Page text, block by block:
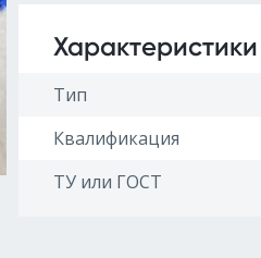
Характеристики
Тип
Квалификация
ТУ или ГОСТ